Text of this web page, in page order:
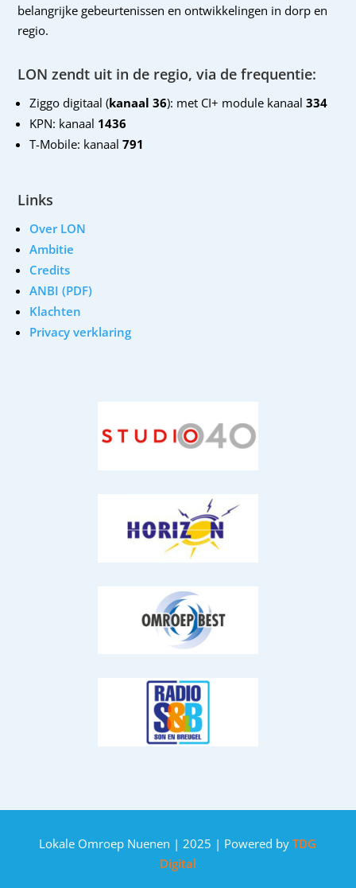
belangrijke gebeurtenissen en ontwikkelingen in dorp en
regio.
LON zendt uit in de regio, via de frequentie:
Ziggo digitaal (kanaal 36): met CI+ module kanaal 334
KPN: kanaal 1436
T-Mobile: kanaal791
Links
Over LON
Ambitie
Credits
ANBI (PDF)
Klachten
Privacy verklaring
Lokale Omroep Nuenen | 2025 | Powered by TDG
Digital